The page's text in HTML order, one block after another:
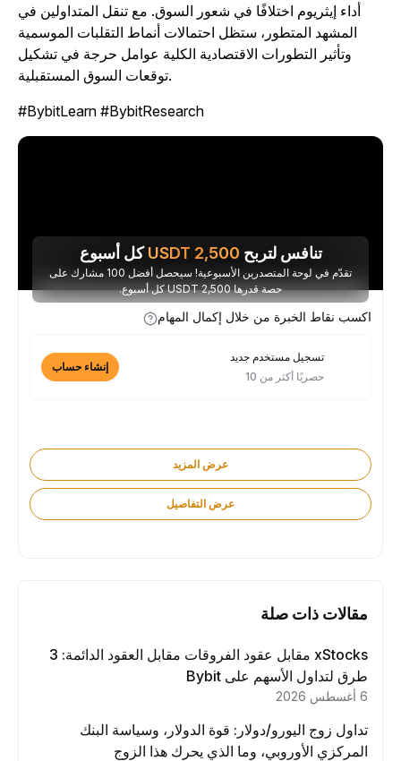
أداء إيثريوم اختلافًا في شعور السوق. مع تنقل المتداولين في
المشهد المتطور، ستظل احتمالات أنماط التقلبات الموسمية
وتأثير التطورات الاقتصادية الكلية عوامل حرجة في تشكيل
#BybitLearn #BybitResearch
تنافس لتربح 2,500
USDTكل أسبوع
تقدّم في لوحة المتصدرين الأسبوعية! سيحصل أفضل 100 مشارك على
حصة قدرها 2,500 USDT كل أسبوع.
اكسب نقاط الخبرة من خلال إكمال المهام
تسجيل مستخدم جديد
حصريًا أكثر من 10
إنشاء حساب
عرض المزيد
عرض التفاصيل
مقالات ذات صلة
xStocks مقابل عقود الفروقات مقابل العقود الدائمة: 3
طرق لتداول الأسهم على Bybit
تداول زوج اليورو/دولار: قوة الدولار، وسياسة البنك
المركزي الأوروبي، وما الذي يحرك هذا الزوج